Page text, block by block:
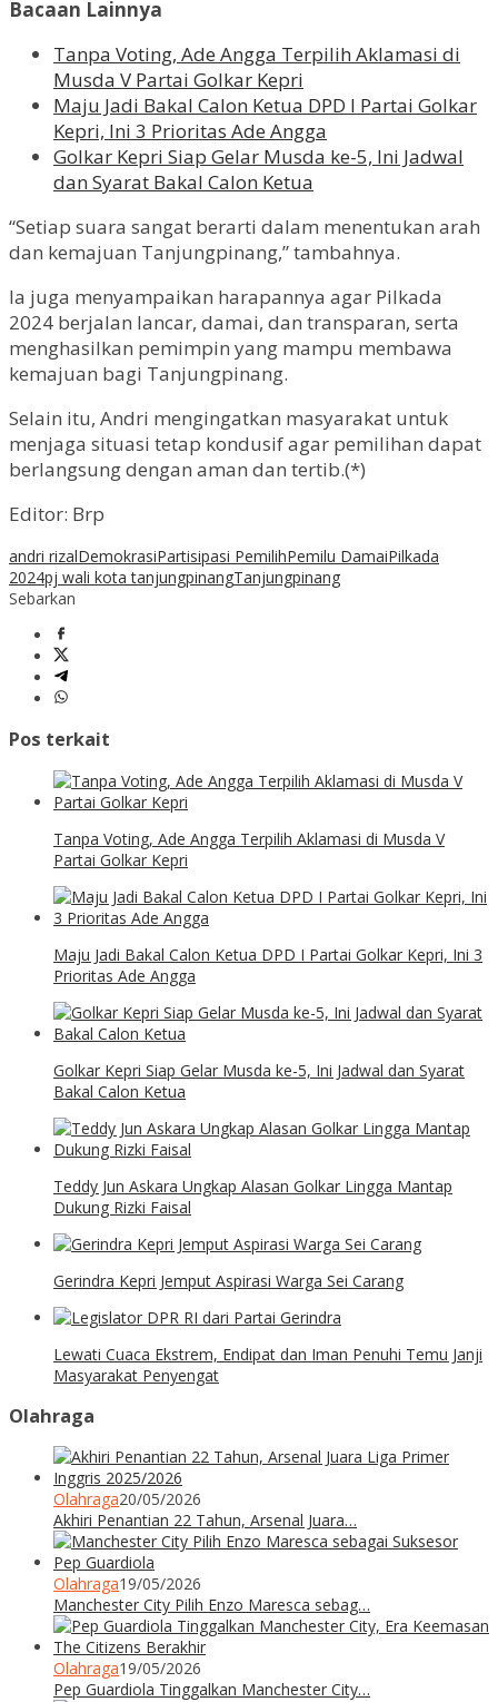
Bacaan Lainnya
Tanpa Voting, Ade Angga Terpilih Aklamasi di
Musda V Partai Golkar Kepri
Maju Jadi Bakal Calon Ketua DPD I Partai Golkar
Kepri, Ini 3 Prioritas Ade Angga
Golkar Kepri Siap Gelar Musda ke-5, Ini Jadwal
dan Syarat Bakal Calon Ketua
“Setiap suara sangat berarti dalam menentukan arah
dan kemajuan Tanjungpinang,” tambahnya.
Ia juga menyampaikan harapannya agar Pilkada
2024 berjalan lancar, damai, dan transparan, serta
menghasilkan pemimpin yang mampu membawa
kemajuan bagi Tanjungpinang.
Selain itu, Andri mengingatkan masyarakat untuk
menjaga situasi tetap kondusif agar pemilihan dapat
berlangsung dengan aman dan tertib.(*)
Editor: Brp
andri rizalDemokrasiPartisipasi PemilihPemilu DamaiPilkada
2024pj wali kota tanjungpinangTanjungpinang
Sebarkan
Pos terkait
Tanpa Voting, Ade Angga Terpilih Aklamasi di Musda V
Partai Golkar Kepri
Maju Jadi Bakal Calon Ketua DPD I Partai Golkar Kepri, Ini 3
Prioritas Ade Angga
Golkar Kepri Siap Gelar Musda ke-5, Ini Jadwal dan Syarat
Bakal Calon Ketua
Teddy Jun Askara Ungkap Alasan Golkar Lingga Mantap
Dukung Rizki Faisal
Gerindra Kepri Jemput Aspirasi Warga Sei Carang
Lewati Cuaca Ekstrem, Endipat dan Iman Penuhi Temu Janji
Masyarakat Penyengat
Olahraga
Olahraga20/05/2026
Akhiri Penantian 22 Tahun, Arsenal Juara…
Olahraga19/05/2026
Manchester City Pilih Enzo Maresca sebag…
Olahraga19/05/2026
Pep Guardiola Tinggalkan Manchester City…